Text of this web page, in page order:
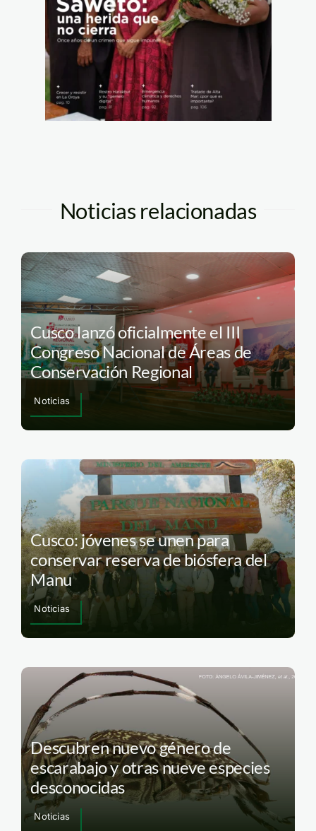
Noticias relacionadas
Cusco lanzó oficialmente el III
Congreso Nacional de Áreas de
Conservación Regional
Noticias
Cusco: jóvenes se unen para
conservar reserva de biósfera del
Manu
Noticias
Descubren nuevo género de
escarabajo y otras nueve especies
desconocidas
Noticias